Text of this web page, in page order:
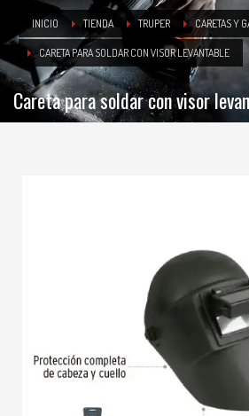
INICIO TIENDA TRUPER CARETAS Y
CARETA PARA SOLDAR CON VISOR LEVANTABLE
Careta para soldar con visor